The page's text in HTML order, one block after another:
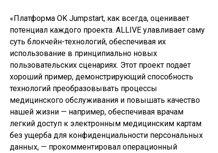
«Платформа OK Jumpstart, как всегда, оценивает
потенциал каждого проекта. ALLIVE улавливает саму
суть блокчейн-технологий, обеспечивая их
использование в принципиально новых
пользовательских сценариях. Этот проект подает
хороший пример, демонстрирующий способность
технологий преобразовывать процессы
медицинского обслуживания и повышать качество
нашей жизни — например, обеспечивая врачам
легкий доступ к электронным медицинским картам
без ущерба для конфиденциальности персональных
данных, — прокомментировал операционный